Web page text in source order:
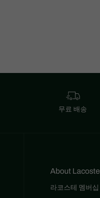
무료 배송
About Lacoste
라코스테 멤버십